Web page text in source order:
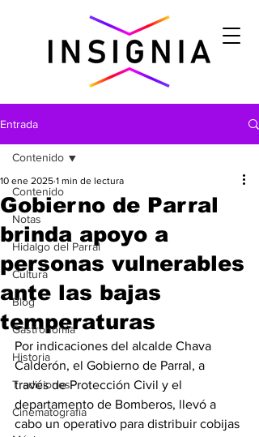
Entrada
Contenido
Notas
Hidalgo del Parral
Cultura
Blog
Gastronomìa
Historia
Tradiciones
Cinematografía
Contenido
Gobierno de Parral
brinda apoyo a
personas vulnerables
ante las bajas
temperaturas
10 ene 2025 1 min de lectura
Por indicaciones del alcalde Chava
Calderón, el Gobierno de Parral, a
través de Protección Civil y el
departamento de Bomberos, llevó a
cabo un operativo para distribuir cobijas